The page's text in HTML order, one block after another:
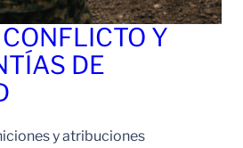
Y
DE
y atribuciones